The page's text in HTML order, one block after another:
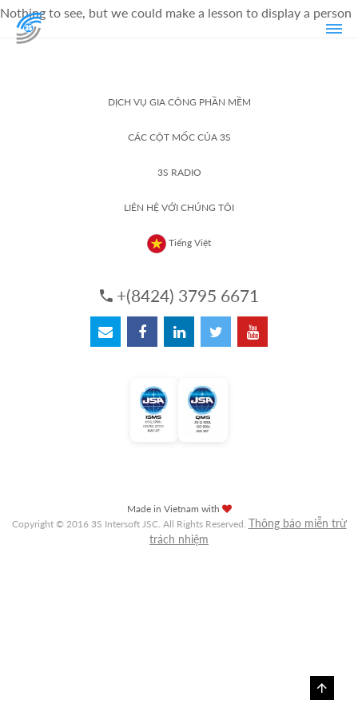
Nothing to see, but we could make a lesson to display a person
DỊCH VỤ GIA CÔNG PHẦN MỀM
CÁC CỘT MỐC CỦA 3S
3S RADIO
LIÊN HỆ VỚI CHÚNG TÔI
Tiếng Việt
+(8424) 3795 6671
Made in Vietnam with
Copyright © 2016 3S Intersoft JSC. All Rights Reserved. Thông báo miễn trừ
trách nhiệm